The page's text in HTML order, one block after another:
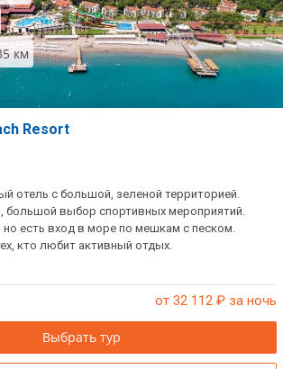
км
Resort
отель с большой, зеленой территорией.
большой выбор спортивных мероприятий.
есть вход в море по мешкам с песком.
кто любит активный отдых.
от 32 112 ₽ за ночь
Выбрать тур